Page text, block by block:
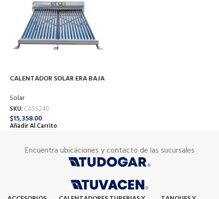
CALENTADOR SOLAR ERA BAJA
Solar
SKU: CASS240
$15,358.00
Añadir Al Carrito
Encuentra ubicaciones y contacto de las sucursales